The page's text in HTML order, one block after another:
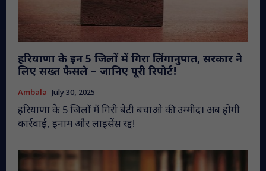
हरियाणा के इन 5 जिलों में गिरा लिंगानुपात, सरकार ने
लिए सख्त फैसले – जानिए पूरी रिपोर्ट!
Ambala July 30, 2025
हरियाणा के 5 जिलों में गिरी बेटी बचाओ की उम्मीद। अब होगी
कार्रवाई, इनाम और लाइसेंस रद्द!